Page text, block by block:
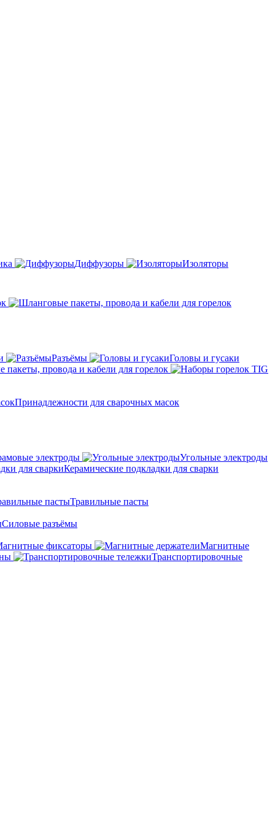
Диффузоры Изоляторы
Разъёмы
Головы и гусаки
пакеты, провода и кабели для горелок
Принадлежности для сварочных масок
электроды
Угольные электроды
Керамические подкладки для сварки
Травильные пасты
Силовые разъёмы
фиксаторы
Магнитные
Транспортировочные